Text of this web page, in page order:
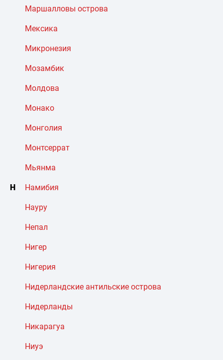
Маршалловы острова
Мексика
Микронезия
Мозамбик
Молдова
Монако
Монголия
Монтсеррат
Мьянма
Н Намибия
Науру
Непал
Нигер
Нигерия
Нидерландские антильские острова
Нидерланды
Никарагуа
Ниуэ